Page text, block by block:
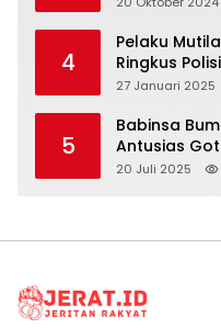
4
Pelaku
Ringkus
27 Januari 2025
5
Babinsa
Antusias
Dusun
20 Juli 2025